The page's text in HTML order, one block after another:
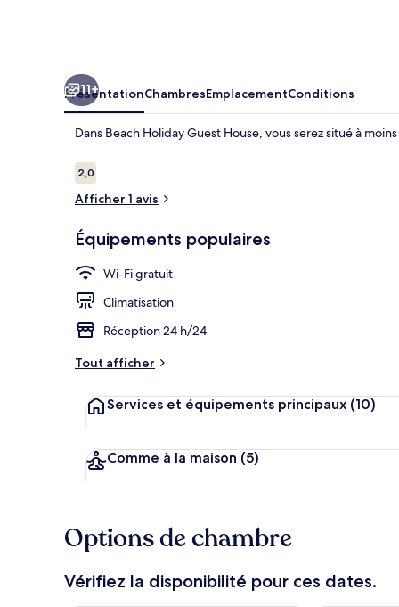
Coin salon
11+
PrésentationChambresEmplacementConditions
Dans Beach Holiday Guest House, vous serez situé à
Avis
voyageurs
2,02,0 sur 10
Afficher 1 avis
Équipements populaires
Wi-Fi gratuit
Climatisation
Réception 24 h/24
Tout afficher
Services et équipements principaux (10)
Comme à la maison (5)
Options de chambre
Vérifiez la disponibilité pour ces dates.